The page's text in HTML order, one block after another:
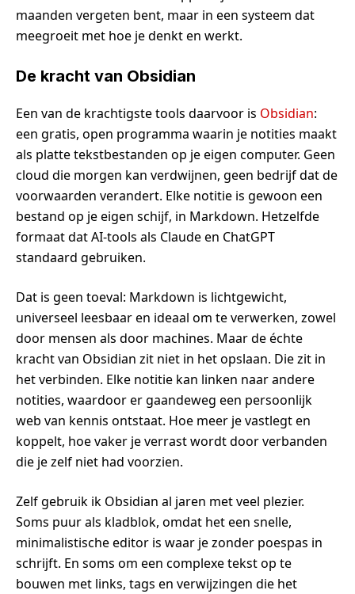
maanden vergeten bent, maar in een systeem dat
meegroeit met hoe je denkt en werkt.
De kracht van Obsidian
Een van de krachtigste tools daarvoor is Obsidian:
een gratis, open programma waarin je notities maakt
als platte tekstbestanden op je eigen computer. Geen
cloud die morgen kan verdwijnen, geen bedrijf dat de
voorwaarden verandert. Elke notitie is gewoon een
bestand op je eigen schijf, in Markdown. Hetzelfde
formaat dat AI-tools als Claude en ChatGPT
standaard gebruiken.
Dat is geen toeval: Markdown is lichtgewicht,
universeel leesbaar en ideaal om te verwerken, zowel
door mensen als door machines. Maar de échte
kracht van Obsidian zit niet in het opslaan. Die zit in
het verbinden. Elke notitie kan linken naar andere
notities, waardoor er gaandeweg een persoonlijk
web van kennis ontstaat. Hoe meer je vastlegt en
koppelt, hoe vaker je verrast wordt door verbanden
die je zelf niet had voorzien.
Zelf gebruik ik Obsidian al jaren met veel plezier.
Soms puur als kladblok, omdat het een snelle,
minimalistische editor is waar je zonder poespas in
schrijft. En soms om een complexe tekst op te
bouwen met links, tags en verwijzingen die het